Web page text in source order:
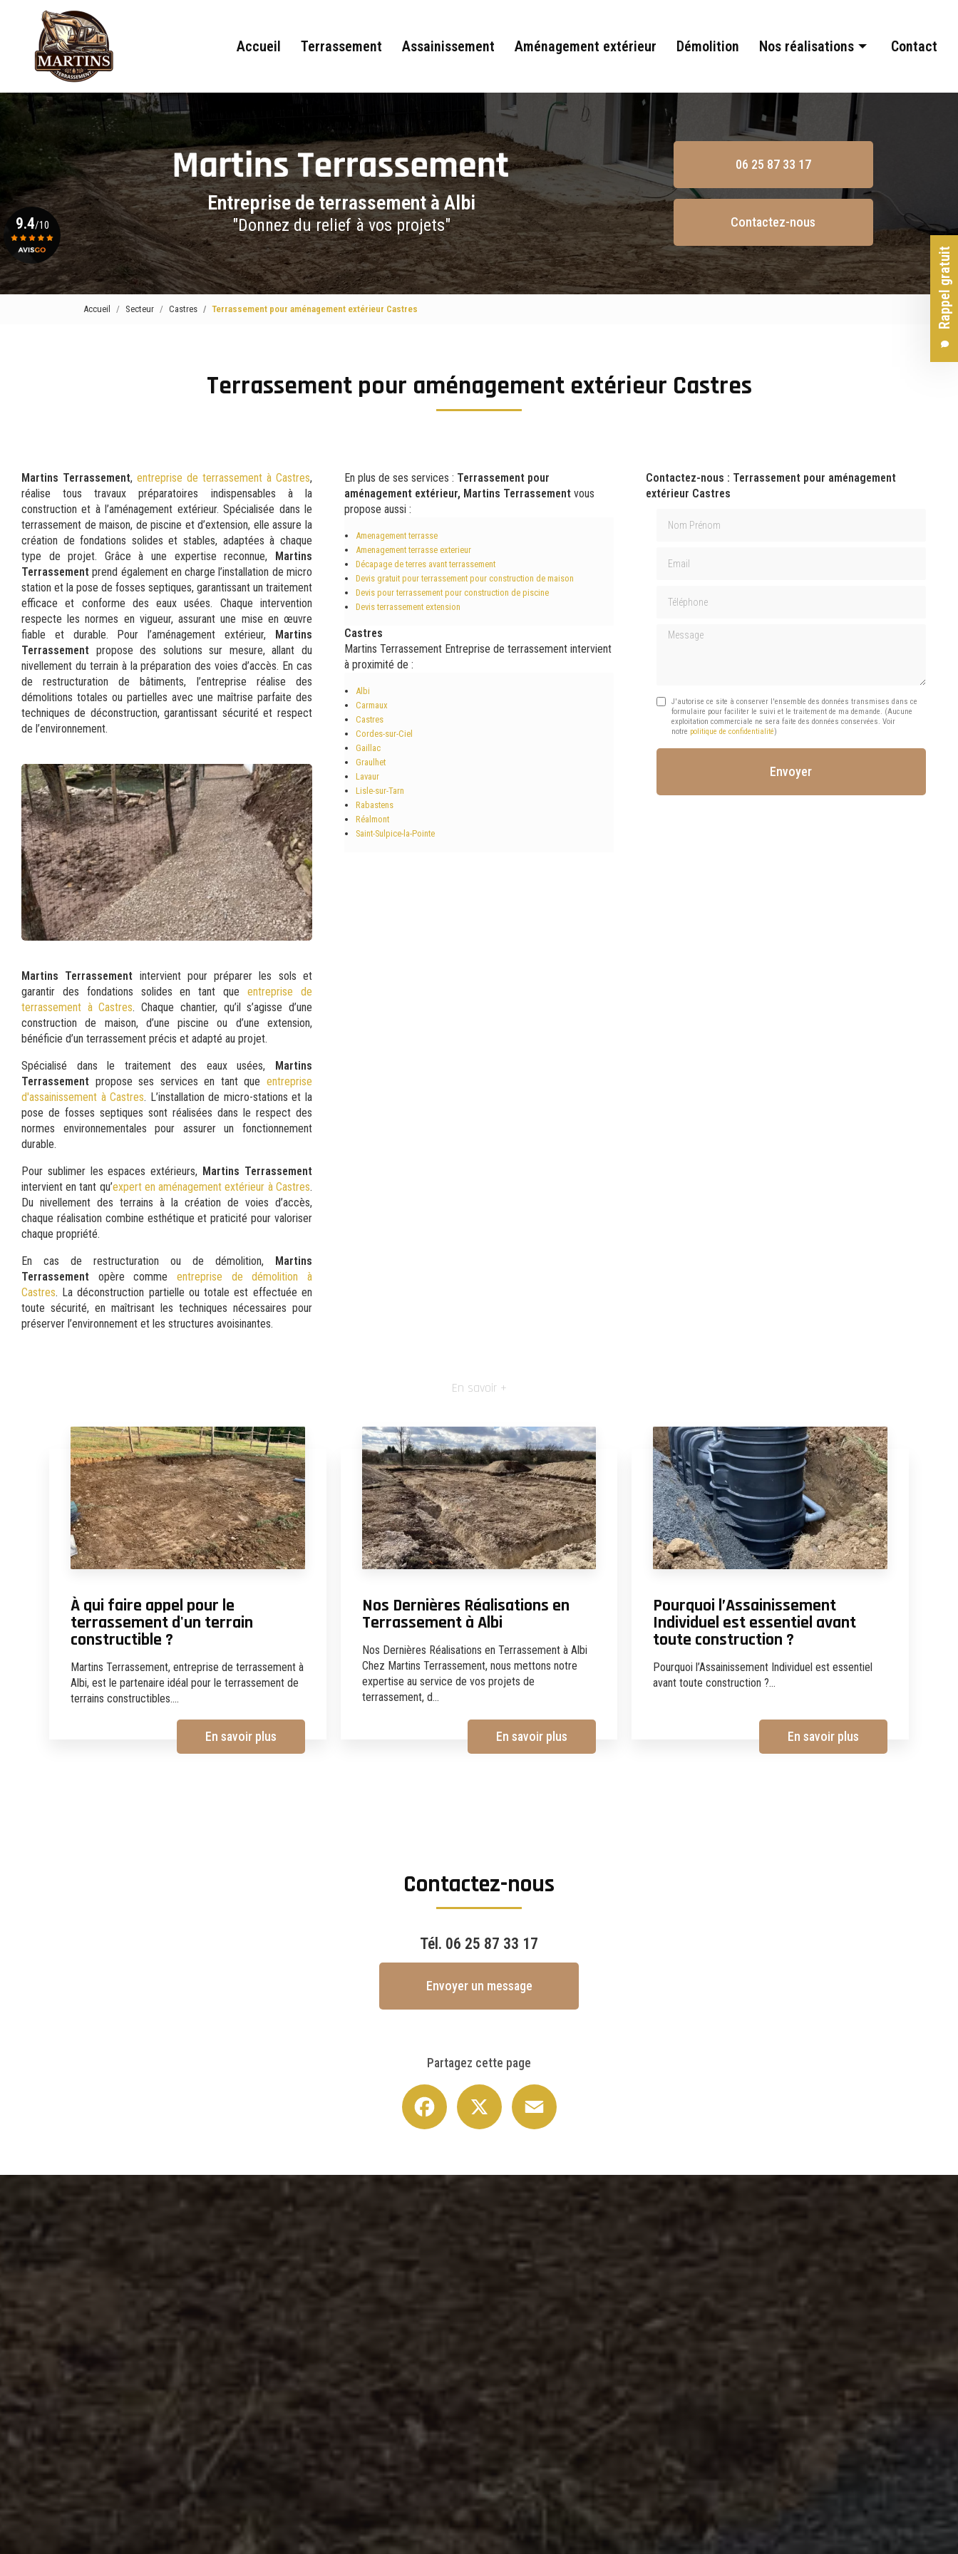
principal
Rappel gratuit
Accueil Terrassement Assainissement Aménagement extérieur Démolition Nos réalisations
Terrassement
Assainissement
Contact
Entreprise de terrassement à Albi
"Donnez du relief à vos projets"
06 25 87 33 17
Contactez-nous
9.4/10
Voir le certificat
Accueil Secteur Castres Terrassement pour aménagement extérieur Castres
Terrassement pour aménagement extérieur Castres
Martins Terrassement, entreprise de terrassement à Castres,
réalise tous travaux préparatoires indispensables à la
construction et à l’aménagement extérieur. Spécialisée dans le
terrassement de maison, de piscine et d’extension, elle assure la
création de fondations solides et stables, adaptées à chaque
type de projet. Grâce à une expertise reconnue, Martins
Terrassement prend également en charge l’installation de micro
station et la pose de fosses septiques, garantissant un traitement
efficace et conforme des eaux usées. Chaque intervention
respecte les normes en vigueur, assurant une mise en œuvre
fiable et durable. Pour l’aménagement extérieur, Martins
Terrassement propose des solutions sur mesure, allant du
nivellement du terrain à la préparation des voies d’accès. En cas
de restructuration de bâtiments, l’entreprise réalise des
démolitions totales ou partielles avec une maîtrise parfaite des
techniques de déconstruction, garantissant sécurité et respect
de l’environnement.
Martins Terrassement intervient pour préparer les sols et
garantir des fondations solides en tant queentreprise de
terrassement à Castres. Chaque chantier, qu’il s’agisse d’une
construction de maison, d’une piscine ou d’une extension,
bénéficie d’un terrassement précis et adapté au projet.
Spécialisé dans le traitement des eaux usées, Martins
Terrassement propose ses services en tant que entreprise
d'assainissement à Castres. L’installation de micro-stations et la
pose de fosses septiques sont réalisées dans le respect des
normes environnementales pour assurer un fonctionnement
durable.
Pour sublimer les espaces extérieurs, Martins Terrassement
intervient en tant qu’expert en aménagement extérieur à Castres.
Du nivellement des terrains à la création de voies d’accès,
chaque réalisation combine esthétique et praticité pour valoriser
chaque propriété.
En cas de restructuration ou de démolition, Martins
Terrassement opère comme entreprise de démolition à
Castres. La déconstruction partielle ou totale est effectuée en
toute sécurité, en maîtrisant les techniques nécessaires pour
préserver l’environnement et les structures avoisinantes.
En plus de ses services : Terrassement pour
aménagement extérieur, Martins Terrassementvous
propose aussi :
Amenagement terrasse
Amenagement terrasse exterieur
Décapage de terres avant terrassement
Devis gratuit pour terrassement pour construction de maison
Devis pour terrassement pour construction de piscine
Devis terrassement extension
Castres
Martins Terrassement Entreprise de terrassement intervient
à proximité de :
Albi
Carmaux
Castres
Cordes-sur-Ciel
Gaillac
Graulhet
Lavaur
Lisle-sur-Tarn
Rabastens
Réalmont
Saint-Sulpice-la-Pointe
Contactez-nous : Terrassement pour aménagement
extérieur Castres
Message
J'autorise ce site à conserver l'ensemble des données transmises dans ce
formulaire pour faciliter le suivi et le traitement de ma demande. (Aucune
exploitation commerciale ne sera faite des données conservées. Voir
notre politique de confidentialité)
En savoir +
À qui faire appel pour le
terrassement d'un terrain
constructible ?
Martins Terrassement, entreprise de terrassement à
Albi, est le partenaire idéal pour le terrassement de
terrains constructibles....
En savoir plus
Nos Dernières Réalisations en
Terrassement à Albi
Nos Dernières Réalisations en Terrassement à Albi
Chez Martins Terrassement, nous mettons notre
expertise au service de vos projets de
terrassement, d...
En savoir plus
Pourquoi l’Assainissement
Individuel est essentiel avant
toute construction ?
Pourquoi l’Assainissement Individuel est essentiel
avant toute construction ?...
En savoir plus
Contactez-nous
Tél. 06 25 87 33 17
Envoyer un message
Partagez cette page
Facebook